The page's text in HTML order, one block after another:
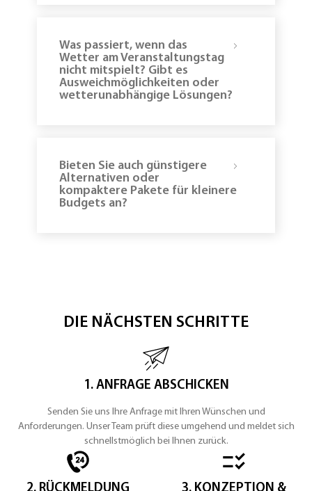
Was passiert, wenn das
Wetter am Veranstaltungstag
nicht mitspielt? Gibt es
Ausweichmöglichkeiten oder
wetterunabhängige Lösungen?
Bieten Sie auch günstigere
Alternativen oder
kompaktere Pakete für kleinere
Budgets an?
DIE NÄCHSTEN SCHRITTE
1. ANFRAGE ABSCHICKEN
Senden Sie uns Ihre Anfrage mit Ihren Wünschen und
Anforderungen. Unser Team prüft diese umgehend und meldet sich
schnellstmöglich bei Ihnen zurück.